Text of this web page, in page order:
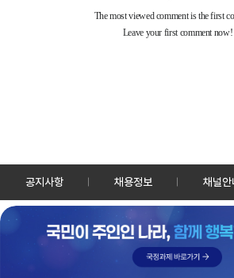
공지사항 채용정보 채널안
30128 세종특별자치시 정부2청사로 13 한국
TEL: 044-204-8000
Copyrightⓒ KTV 국민방송 All Rights